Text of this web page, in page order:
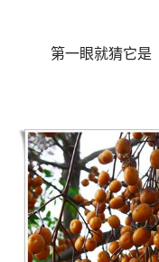
第一眼就猜它是